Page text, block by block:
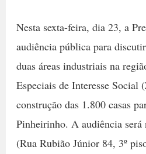
Nesta sexta-feira, dia 23, a
audiência pública para
duas áreas industriais na
Especiais de Interesse Social
construção das 1.800 casas
Pinheirinho. A audiência
(Rua Rubião Júnior 84, 3º